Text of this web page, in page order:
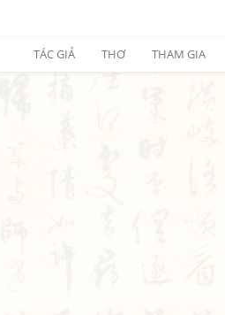
TÁC GIẢ THƠ THAM GIA